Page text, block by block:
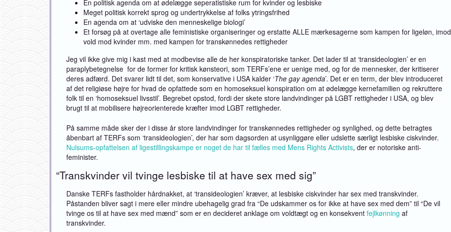
En politisk agenda om at ødelægge seperatistiske rum for kvinder og lesbiske
Meget politisk korrekt sprog og undertrykkelse af folks ytringsfrihed
En agenda om at ‘udviske den menneskelige biologi’
Et forsøg på at overtage alle feministiske organiseringer og erstatte ALLE mærkesagerne som kampen for ligeløn, imod
vold mod kvinder mm. med kampen for transkønnedes rettigheder
Jeg vil ikke give mig i kast med at modbevise alle de her konspiratoriske tanker. Det lader til at ‘transideologien’ er en
paraplybetegnelse for de former for kritisk kønsteori, som TERFs’ene er uenige med, og for de mennesker, der kritiserer
deres adfærd. Det svarer lidt til det, som konservative i USA kalder ‘The gay agenda’. Det er en term, der blev introduceret
af det religiøse højre for hvad de opfattede som en homoseksuel konspiration om at ødelægge kernefamilien og rekruttere
folk til en ‘homoseksuel livsstil’. Begrebet opstod, fordi der skete store landvindinger på LGBT rettigheder i USA, og blev
brugt til at mobilisere højreorienterede kræfter imod LGBT rettigheder.
På samme måde sker der i disse år store landvindinger for transkønnedes rettigheder og synlighed, og dette betragtes
åbenbart af TERFs som ‘transideologien’, der har som dagsorden at usynliggøre eller udslette særligt lesbiske ciskvinder.
Nulsums-opfattelsen af ligestillingskampe er noget de har til fælles med Mens Rights Activists, der er notoriske anti-
feminister.
“Transkvinder vil tvinge lesbiske til at have sex med sig”
Danske TERFs fastholder hårdnakket, at ‘transideologien’ kræver, at lesbiske ciskvinder har sex med transkvinder.
Påstanden bliver sagt i mere eller mindre ubehagelig grad fra “De udskammer os for ikke at have sex med dem” til “De vil
tvinge os til at have sex med mænd” som er en decideret anklage om voldtægt og en konsekventfejlkønning af
transkvinder.